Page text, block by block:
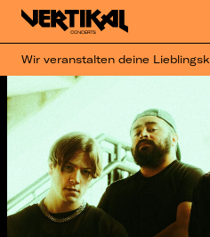
Wir veranstalten deine